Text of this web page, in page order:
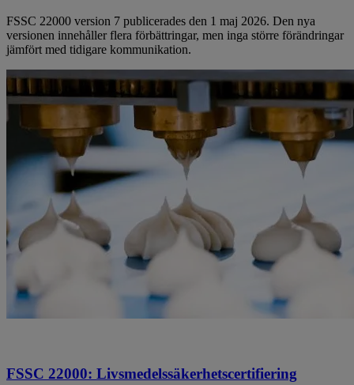
FSSC 22000 version 7 publicerades den 1 maj 2026. Den nya
versionen innehåller flera förbättringar, men inga större förändringar
jämfört med tidigare kommunikation.
FSSC 22000: Livsmedelssäkerhetscertifiering